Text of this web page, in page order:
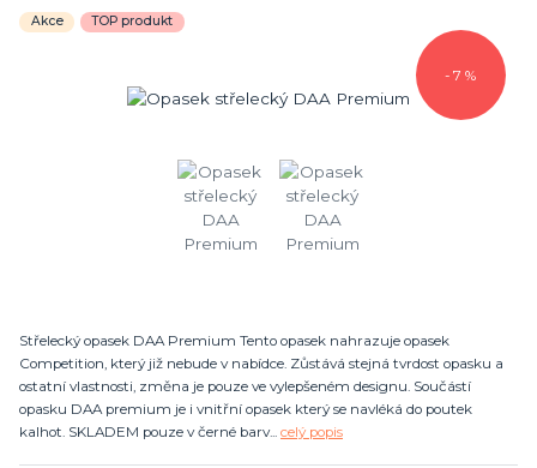
Akce TOP produkt
- 7 %
Střelecký opasek DAA Premium Tento opasek nahrazuje opasek
Competition, který již nebude v nabídce. Zůstává stejná tvrdost opasku a
ostatní vlastnosti, změna je pouze ve vylepšeném designu. Součástí
opasku DAA premium je i vnitřní opasek který se navléká do poutek
kalhot. SKLADEM pouze v černé barv... celý popis